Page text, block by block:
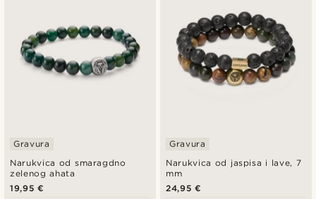
Narukvica od smaragdno
zelenog ahata
Gravura
19,95 €
Narukvica od jaspisa i lave, 7
mm
Gravura
24,95 €